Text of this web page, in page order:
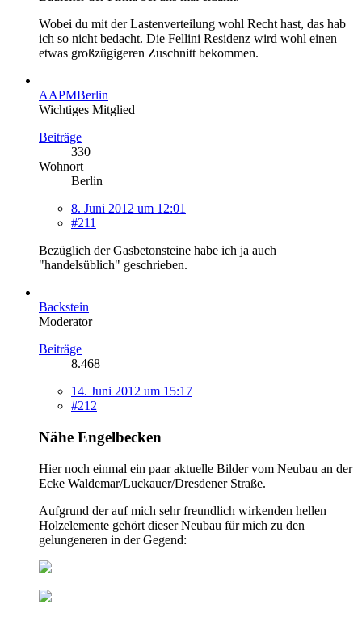
Wobei du mit der Lastenverteilung wohl Recht hast, das hab
ich so nicht bedacht. Die Fellini Residenz wird wohl einen
etwas großzügigeren Zuschnitt bekommen.
AAPMBerlin
Wichtiges Mitglied
Beiträge
330
Wohnort
Berlin
8. Juni 2012 um 12:01
#211
Bezüglich der Gasbetonsteine habe ich ja auch
"handelsüblich" geschrieben.
Backstein
Moderator
Beiträge
8.468
14. Juni 2012 um 15:17
#212
Nähe Engelbecken
Hier noch einmal ein paar aktuelle Bilder vom Neubau an der
Ecke Waldemar/Luckauer/Dresdener Straße.
Aufgrund der auf mich sehr freundlich wirkenden hellen
Holzelemente gehört dieser Neubau für mich zu den
gelungeneren in der Gegend: